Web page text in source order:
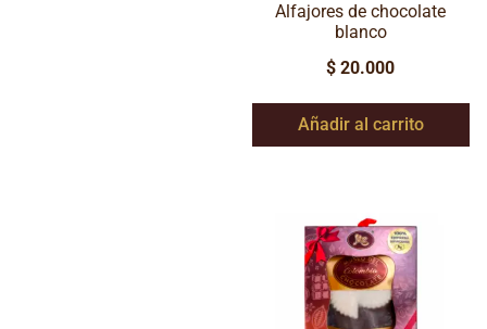
Alfajores de chocolate
blanco
$ 20.000
Añadir al carrito